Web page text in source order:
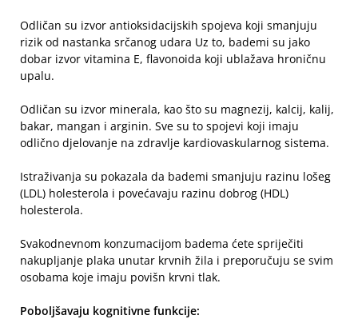
Odličan su izvor antioksidacijskih spojeva koji smanjuju
rizik od nastanka srčanog udara Uz to, bademi su jako
dobar izvor vitamina E, flavonoida koji ublažava hroničnu
upalu.
Odličan su izvor minerala, kao što su magnezij, kalcij, kalij,
bakar, mangan i arginin. Sve su to spojevi koji imaju
odlično djelovanje na zdravlje kardiovaskularnog sistema.
Istraživanja su pokazala da bademi smanjuju razinu lošeg
(LDL) holesterola i povećavaju razinu dobrog (HDL)
holesterola.
Svakodnevnom konzumacijom badema ćete spriječiti
nakupljanje plaka unutar krvnih žila i preporučuju se svim
osobama koje imaju povišn krvni tlak.
Poboljšavaju kognitivne funkcije: